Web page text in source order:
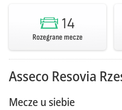
14
Rozegrane mecze
Asseco Resovia
Mecze u siebie